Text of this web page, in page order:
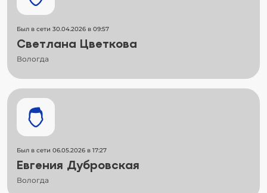
Был в сети 30.04.2026 в 09:57
Светлана Цветкова
Вологда
Был в сети 06.05.2026 в 17:27
Евгения Дубровская
Вологда